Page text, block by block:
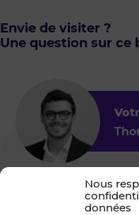
Nous
données
Envie de visiter ?
Une question sur ce
Blot Nantes -
161